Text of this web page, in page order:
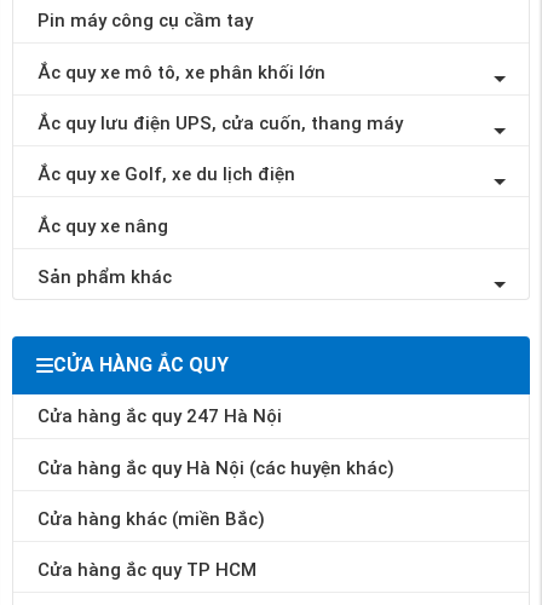
Pin máy công cụ cầm tay
Ắc quy xe mô tô, xe phân khối lớn
Ắc quy lưu điện UPS, cửa cuốn, thang máy
Ắc quy xe Golf, xe du lịch điện
Ắc quy xe nâng
Sản phẩm khác
CỬA HÀNG ẮC QUY
Cửa hàng ắc quy 247 Hà Nội
Cửa hàng ắc quy Hà Nội (các huyện khác)
Cửa hàng khác (miền Bắc)
Cửa hàng ắc quy TP HCM